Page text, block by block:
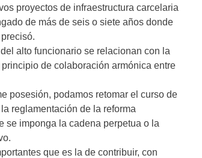
proyectos de infraestructura carcelaria
de más de seis o siete años donde
alto funcionario se relacionan con la
de colaboración armónica entre
posesión, podamos retomar el curso de
reglamentación de la reforma
se imponga la cadena perpetua o la
que es la de contribuir, con